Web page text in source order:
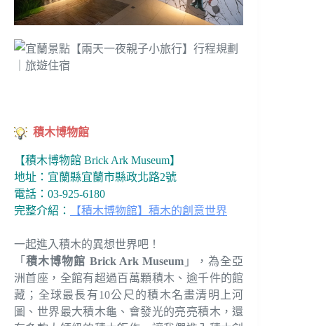
積木博物館
【積木博物館 Brick Ark Museum】
地址：宜蘭縣宜蘭市縣政北路2號
電話：03-925-6180
完整介紹：
【積木博物館】積木的創意世界
一起進入積木的異想世界吧！
「積木博物館 Brick Ark Museum」，為全亞
洲首座，全館有超過百萬顆積木、逾千件的館
藏；全球最長有10公尺的積木名畫清明上河
圖、世界最大積木龜、會發光的亮亮積木，還